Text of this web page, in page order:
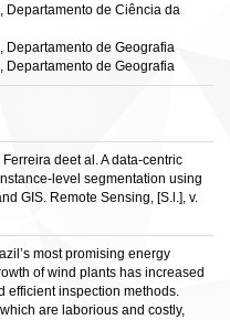
Departamento de Ciência da
Departamento de Geografia
Departamento de Geografia
deet al. A data-centric
level segmentation using
GIS. Remote Sensing, [S.l.], v.
most promising energy
of wind plants has increased
efficient inspection methods.
are laborious and costly,